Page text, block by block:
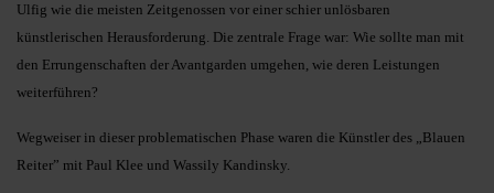
Ulfig wie die meisten Zeitgenossen vor einer schier unlösbaren
künstlerischen Herausforderung. Die zentrale Frage war: Wie sollte man mit
den Errungenschaften der Avantgarden umgehen, wie deren Leistungen
weiterführen?
Wegweiser in dieser problematischen Phase waren die Künstler des „Blauen
Reiter” mit Paul Klee und Wassily Kandinsky.